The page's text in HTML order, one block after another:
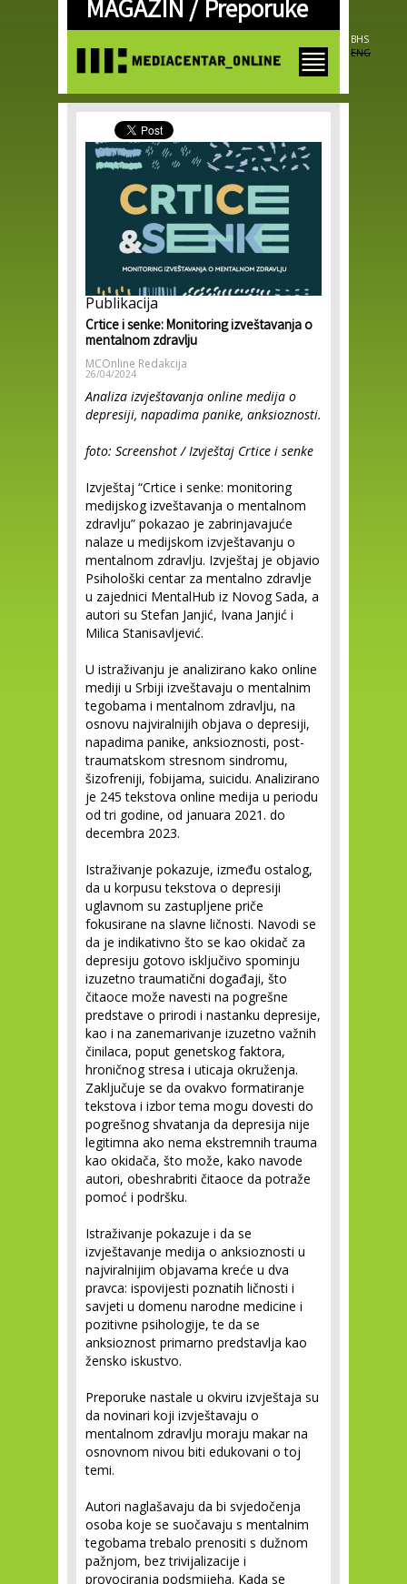
Skip to
main
MAGAZIN /Preporuke
BHS
ENG
Publikacija
Crtice i senke: Monitoring izveštavanja o
mentalnom zdravlju
MCOnline Redakcija
26/04/2024
Analiza izvještavanja online medija o
depresiji, napadima panike, anksioznosti.
foto: Screenshot / Izvještaj Crtice i senke
Izvještaj “Crtice i senke: monitoring
medijskog izveštavanja o mentalnom
zdravlju” pokazao je zabrinjavajuće
nalaze u medijskom izvještavanju o
mentalnom zdravlju. Izvještaj je objavio
Psihološki centar za mentalno zdravlje
u zajednici MentalHub iz Novog Sada, a
autori su Stefan Janjić, Ivana Janjić i
Milica Stanisavljević.
U istraživanju je analizirano kako online
mediji u Srbiji izveštavaju o mentalnim
tegobama i mentalnom zdravlju, na
osnovu najviralnijih objava o depresiji,
napadima panike, anksioznosti, post-
traumatskom stresnom sindromu,
šizofreniji, fobijama, suicidu. Analizirano
je 245 tekstova online medija u periodu
od tri godine, od januara 2021. do
decembra 2023.
Istraživanje pokazuje, između ostalog,
da u korpusu tekstova o depresiji
uglavnom su zastupljene priče
fokusirane na slavne ličnosti. Navodi se
da je indikativno što se kao okidač za
depresiju gotovo isključivo spominju
izuzetno traumatični događaji, što
čitaoce može navesti na pogrešne
predstave o prirodi i nastanku depresije,
kao i na zanemarivanje izuzetno važnih
činilaca, poput genetskog faktora,
hroničnog stresa i uticaja okruženja.
Zaključuje se da ovakvo formatiranje
tekstova i izbor tema mogu dovesti do
pogrešnog shvatanja da depresija nije
legitimna ako nema ekstremnih trauma
kao okidača, što može, kako navode
autori, obeshrabriti čitaoce da potraže
pomoć i podršku.
Istraživanje pokazuje i da se
izvještavanje medija o anksioznosti u
najviralnijim objavama kreće u dva
pravca: ispovijesti poznatih ličnosti i
savjeti u domenu narodne medicine i
pozitivne psihologije, te da se
anksioznost primarno predstavlja kao
žensko iskustvo.
Preporuke nastale u okviru izvještaja su
da novinari koji izvještavaju o
mentalnom zdravlju moraju makar na
osnovnom nivou biti edukovani o toj
temi.
Autori naglašavaju da bi svjedočenja
osoba koje se suočavaju s mentalnim
tegobama trebalo prenositi s dužnom
pažnjom, bez trivijalizacije i
provociranja podsmijeha. Kada se